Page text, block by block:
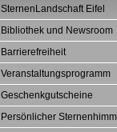
SternenLandschaft Eifel
Bibliothek und Newsroom
Barrierefreiheit
Veranstaltungsprogramm
Geschenkgutscheine
Persönlicher